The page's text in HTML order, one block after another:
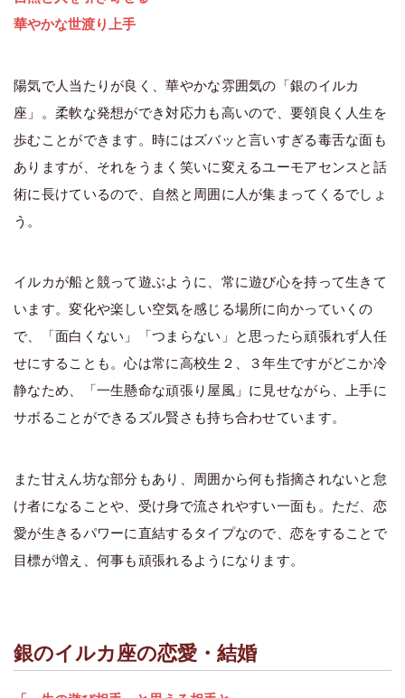
華やかな世渡り上手
陽気で人当たりが良く、華やかな雰囲気の「銀のイルカ
座」。柔軟な発想ができ対応力も高いので、要領良く人生を
歩むことができます。時にはズバッと言いすぎる毒舌な面も
ありますが、それをうまく笑いに変えるユーモアセンスと話
術に長けているので、自然と周囲に人が集まってくるでしょ
う。
イルカが船と競って遊ぶように、常に遊び心を持って生きて
います。変化や楽しい空気を感じる場所に向かっていくの
で、「面白くない」「つまらない」と思ったら頑張れず人任
せにすることも。心は常に高校生２、３年生ですがどこか冷
静なため、「一生懸命な頑張り屋風」に見せながら、上手に
サボることができるズル賢さも持ち合わせています。
また甘えん坊な部分もあり、周囲から何も指摘されないと怠
け者になることや、受け身で流されやすい一面も。ただ、恋
愛が生きるパワーに直結するタイプなので、恋をすることで
目標が増え、何事も頑張れるようになります。
銀のイルカ座の恋愛・結婚